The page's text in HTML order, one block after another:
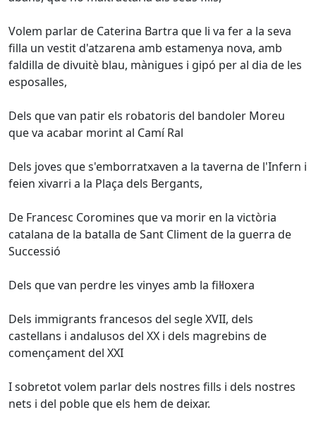
Volem parlar de Caterina Bartra que li va fer a la seva
filla un vestit d'atzarena amb estamenya nova, amb
faldilla de divuitè blau, mànigues i gipó per al dia de les
esposalles,
Dels que van patir els robatoris del bandoler Moreu
que va acabar morint al Camí Ral
Dels joves que s'emborratxaven a la taverna de l'Infern i
feien xivarri a la Plaça dels Bergants,
De Francesc Coromines que va morir en la victòria
catalana de la batalla de Sant Climent de la guerra de
Successió
Dels que van perdre les vinyes amb la fil·loxera
Dels immigrants francesos del segle XVII, dels
castellans i andalusos del XX i dels magrebins de
començament del XXI
I sobretot volem parlar dels nostres fills i dels nostres
nets i del poble que els hem de deixar.